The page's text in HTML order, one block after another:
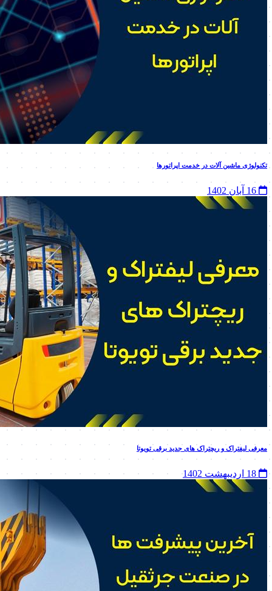
تکنولوژی ماشین‌ آلات در خدمت اپراتورها
معرفی لیفتراک و ریچتراک های جدید برقی تویوتا